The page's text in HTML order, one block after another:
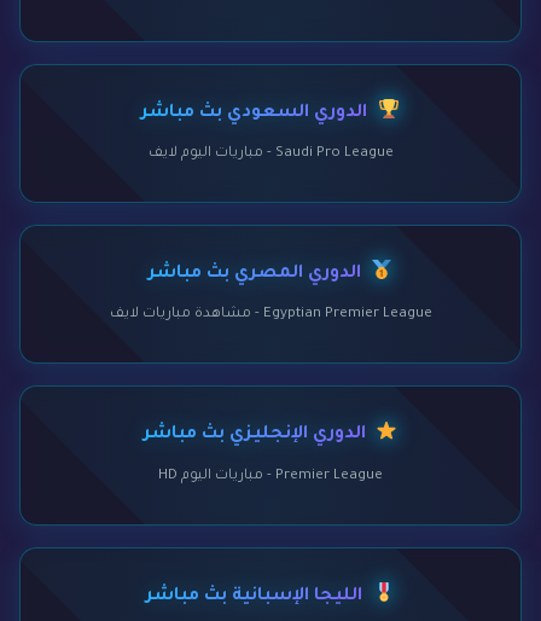
الدوري السعودي بث مباشر
Saudi Pro League - مباريات اليوم لايف
الدوري المصري بث مباشر
Egyptian Premier League - مشاهدة مباريات لايف
الدوري الإنجليزي بث مباشر
Premier League - مباريات اليوم HD
الليجا الإسبانية بث مباشر